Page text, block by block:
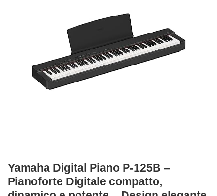
Yamaha Digital Piano P-125B –
Pianoforte Digitale compatto,